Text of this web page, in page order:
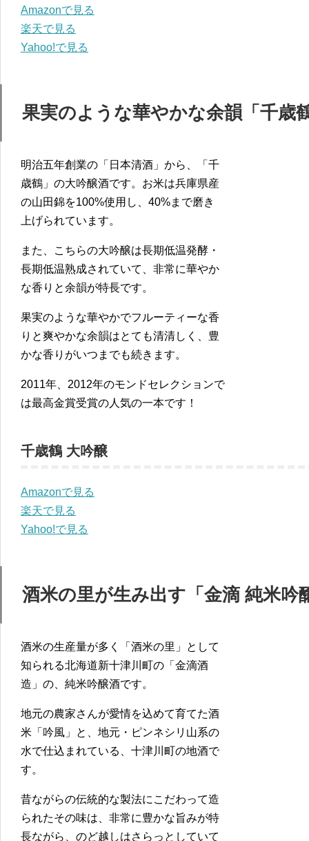
Amazonで見る
楽天で見る
Yahoo!で見る
果実のような華やかな余韻「千歳
明治五年創業の「日本清酒」から、「千
歳鶴」の大吟醸酒です。お米は兵庫県産
の山田錦を100%使用し、40%まで磨き
上げられています。
また、こちらの大吟醸は長期低温発酵・
長期低温熟成されていて、非常に華やか
な香りと余韻が特長です。
果実のような華やかでフルーティーな香
りと爽やかな余韻はとても清清しく、豊
かな香りがいつまでも続きます。
2011年、2012年のモンドセレクションで
は最高金賞受賞の人気の一本です！
千歳鶴 大吟醸
Amazonで見る
楽天で見る
Yahoo!で見る
酒米の里が生み出す「金滴 純米吟
酒米の生産量が多く「酒米の里」として
知られる北海道新十津川町の「金滴酒
造」の、純米吟醸酒です。
地元の農家さんが愛情を込めて育てた酒
米「吟風」と、地元・ピンネシリ山系の
水で仕込まれている、十津川町の地酒で
す。
昔ながらの伝統的な製法にこだわって造
られたその味は、非常に豊かな旨みが特
長ながら、のど越しはさらっとしていて